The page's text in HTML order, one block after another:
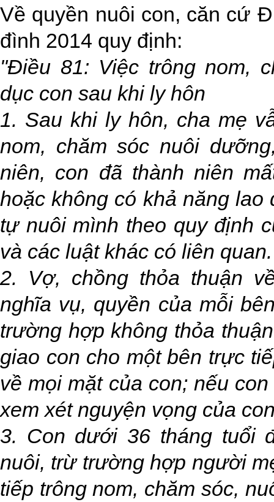
Về quyền nuôi con, căn cứ
đình 2014 quy định:
"Điều 81: Việc trông nom,
dục con sau khi ly hôn
1. Sau khi ly hôn, cha mẹ
nom, chăm sóc nuôi
niên, con đã thành niên
hoặc không có khả năng
tự nuôi mình theo quy định
và các luật khác có liên quan.
2. Vợ, chồng thỏa thuận
nghĩa vụ, quyền của mỗi
trường hợp không thỏa
giao con cho một bên trực
về mọi mặt của con; nếu
xem xét nguyện vọng của
3. Con dưới 36 tháng tuổi
nuôi, trừ trường hợp người
tiếp trông nom, chăm sóc,